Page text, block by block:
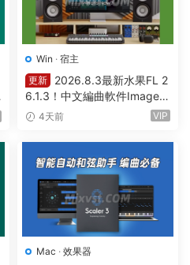
Win · 宿主
更新
2026.8.3最新水果FL 2
6.1.3！中文編曲軟件Image-L
ine – FL Studio Producer Edi
ugins WIN
4天前 VIP
Mac · 效果器